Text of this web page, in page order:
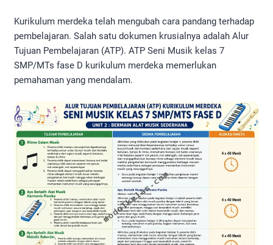
Kurikulum merdeka telah mengubah cara pandang terhadap
pembelajaran. Salah satu dokumen krusialnya adalah Alur
Tujuan Pembelajaran (ATP). ATP Seni Musik kelas 7
SMP/MTs fase D kurikulum merdeka memerlukan
pemahaman yang mendalam.